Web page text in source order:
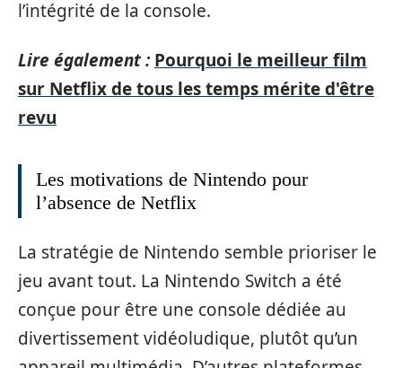
l’intégrité de la console.
Lire également : Pourquoi le meilleur film
sur Netflix de tous les temps mérite d'être
revu
Les motivations de Nintendo pour
l’absence de Netflix
La stratégie de Nintendo semble prioriser le
jeu avant tout. La Nintendo Switch a été
conçue pour être une console dédiée au
divertissement vidéoludique, plutôt qu’un